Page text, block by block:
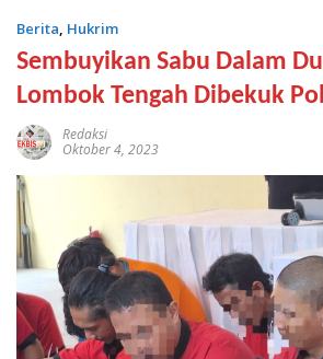
Berita, Hukrim
Sembuyikan Sabu Dalam
Lombok Tengah Dibekuk
Redaksi
Oktober 4, 2023